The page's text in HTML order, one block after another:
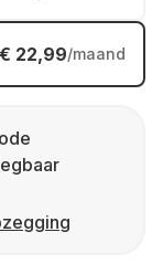
€ 22,99/maand